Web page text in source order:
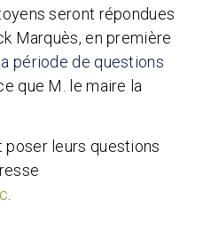
seront répondues
Marquès, en première
période de questions
que M. le maire la
leurs questions
.